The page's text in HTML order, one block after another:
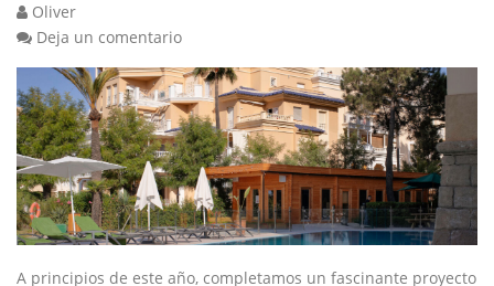
Oliver
Deja un comentario
A principios de este año, completamos un fascinante proyecto